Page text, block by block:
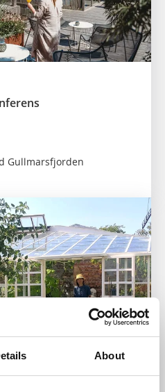
About
Gullmarsfjorden